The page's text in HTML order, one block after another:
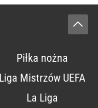
Piłka nożna
Liga Mistrzów UEFA
La Liga